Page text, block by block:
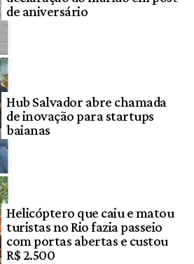
de aniversário
Hub Salvador abre chamada
de inovação para startups
baianas
Helicóptero que caiu e matou
turistas no Rio fazia passeio
com portas abertas e custou
R$ 2.500